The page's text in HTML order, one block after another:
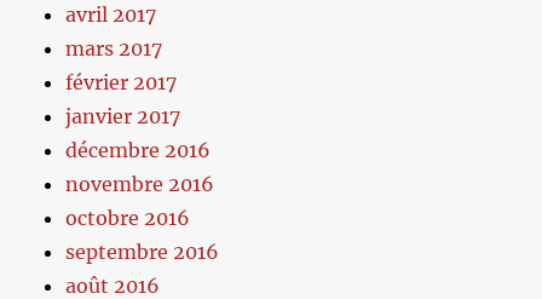
avril 2017
mars 2017
février 2017
janvier 2017
décembre 2016
novembre 2016
octobre 2016
septembre 2016
août 2016